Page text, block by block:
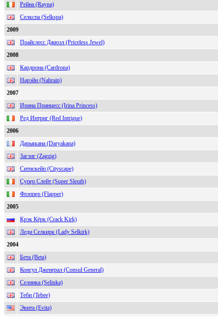
Рейна (Rayna)
Селкспа (Selkspa)
2009
Прайслесс Джюэл (Priceless Jewel)
2008
Кардрона (Cardrona)
Нарэйн (Nahrain)
2007
Ирина Принцесс (Irina Princess)
Ред Интриг (Red Intrigue)
2006
Дарьякана (Daryakana)
Загзиг (Zagzig)
Ситискейп (Cityscape)
Супер Слейт (Super Sleuth)
Флэппер (Flapper)
2005
Крэк Кёрк (Crack Kirk)
Леди Селкирк (Lady Selkirk)
2004
Бета (Beta)
Консул Дженерал (Consul General)
Селинка (Selinka)
Теби (Tebee)
Эвита (Evita)